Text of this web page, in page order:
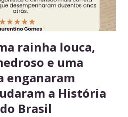
fixo da semana para revisar
6....
rainha louca,
e uma
enganaram
a História
Brasil